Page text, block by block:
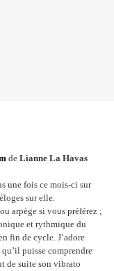
de Lianne La Havas
une fois ce mois-ci sur
sur elle.
arpège si vous préférez ;
et rythmique du
fin de cycle. J’adore
puisse comprendre
de suite son vibrato